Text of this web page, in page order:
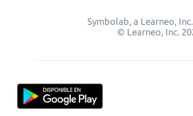
Symbolab, a Learneo,
© Learneo, Inc.